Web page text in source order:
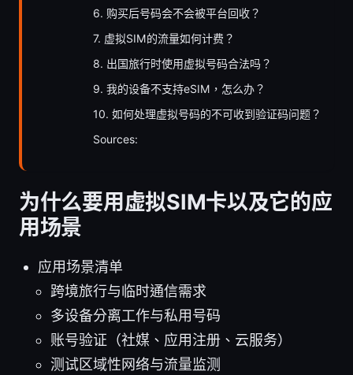
6. 购买后号码会不会被平台回收？
7. 虚拟SIM的流量如何计费？
8. 出国旅行时使用虚拟号码合法吗？
9. 我的设备不支持eSIM，怎么办？
10. 如何处理虚拟号码的不可收到验证码问题？
Sources:
为什么要用虚拟SIM卡以及它的应
用场景
应用场景清单
跨境旅行与临时通信需求
多设备分离工作与私用号码
账号验证（社媒、应用注册、云服务）
测试区域性网络与流量监测